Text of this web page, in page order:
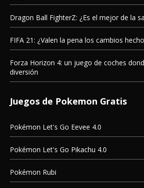
Dragon Ball FighterZ: ¿Es el mejor de la
FIFA 21: ¿Valen la pena los cambios
Forza Horizon 4: un juego de coches
diversión
Juegos de Pokemon Gratis
Pokémon Let's Go Eevee 4.0
Pokémon Let's Go Pikachu 4.0
Pokémon Rubi